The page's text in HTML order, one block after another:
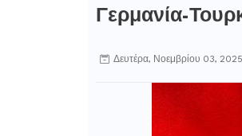
Γερμανία-
Δευτέρα, Νοεμβρίου 03, 2025